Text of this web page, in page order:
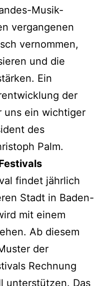
Musik-
vergangenen
vernommen,
und die
Ein
der
uns ein wichtiger
des
Palm.
findet jährlich
Stadt in Baden-
mit einem
Ab diesem
der
Rechnung
unterstützen. Das